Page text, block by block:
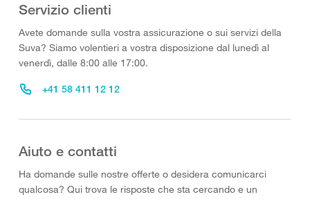
Servizio clienti
Avete domande sulla vostra assicurazione o sui servizi della
Suva? Siamo volentieri a vostra disposizione dal lunedì al
venerdì, dalle 8:00 alle 17:00.
+41 58 411 12 12
Aiuto e contatti
Ha domande sulle nostre offerte o desidera comunicarci
qualcosa? Qui trova le risposte che sta cercando e un